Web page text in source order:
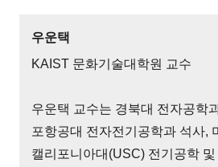
우운택
KAIST 문화기술대학원 교수
우운택 교수는 경북대 전자공학
포항공대 전자전기공학과 석사,
캘리포니아대(USC) 전기공학